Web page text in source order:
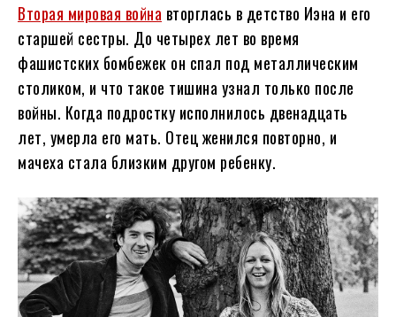
Вторая мировая война вторглась в детство Иэна и его
старшей сестры. До четырех лет во время
фашистских бомбежек он спал под металлическим
столиком, и что такое тишина узнал только после
войны. Когда подростку исполнилось двенадцать
лет, умерла его мать. Отец женился повторно, и
мачеха стала близким другом ребенку.